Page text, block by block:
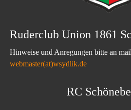
Ruderclub Union 1861
Hinweise und Anregungen bitte an
webmaster(at)wsydlik.de
RC